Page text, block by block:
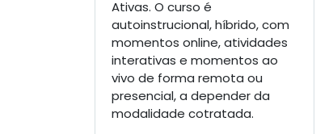
Ativas. O curso é
autoinstrucional, híbrido, com
momentos online, atividades
interativas e momentos ao
vivo de forma remota ou
presencial, a depender da
modalidade cotratada.